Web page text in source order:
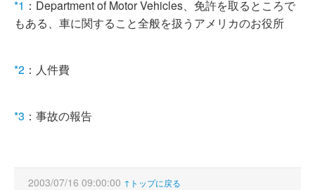
*1 ：Department of Motor Vehicles、免許を取るところで
もある、車に関すること全般を扱うアメリカのお役所
*2 ：人件費
*3 ：事故の報告
2003/07/16 09:00:00 ↑トップに戻る